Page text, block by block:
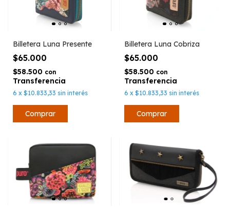
Billetera Luna Presente
$65.000
$58.500 con
6 x $10.833,33 sin interés
Billetera Luna Cobriza
$65.000
$58.500 con
6 x $10.833,33 sin interés